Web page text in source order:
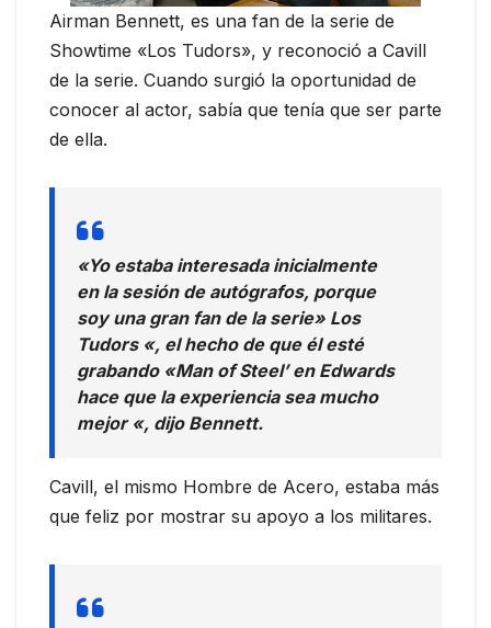
Airman Bennett, es una fan de la serie de
Showtime «Los Tudors», y reconoció a Cavill
de la serie. Cuando surgió la oportunidad de
conocer al actor, sabía que tenía que ser parte
de ella.
«Yo estaba interesada inicialmente
en la sesión de autógrafos, porque
soy una gran fan de la serie» Los
Tudors «, el hecho de que él esté
grabando «Man of Steel’ en Edwards
hace que la experiencia sea mucho
mejor «, dijo Bennett.
Cavill, el mismo Hombre de Acero, estaba más
que feliz por mostrar su apoyo a los militares.